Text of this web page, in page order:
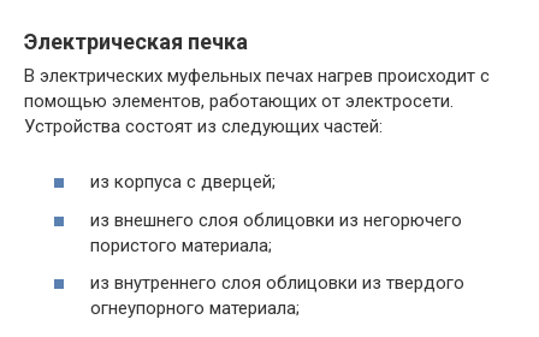
Электрическая печка
В электрических муфельных печах нагрев происходит с
помощью элементов, работающих от электросети.
Устройства состоят из следующих частей:
из корпуса с дверцей;
из внешнего слоя облицовки из негорючего
пористого материала;
из внутреннего слоя облицовки из твердого
огнеупорного материала;